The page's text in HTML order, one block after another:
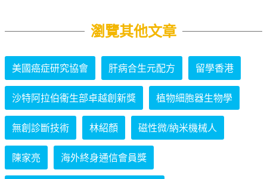
瀏覽其他文章
美國癌症研究協會 肝病合生元配方 留學香港
沙特阿拉伯衞生部卓越創新獎 植物細胞器生物學
無創診斷技術 林紹顏 磁性微/納米機械人
陳家亮 海外終身通信會員獎